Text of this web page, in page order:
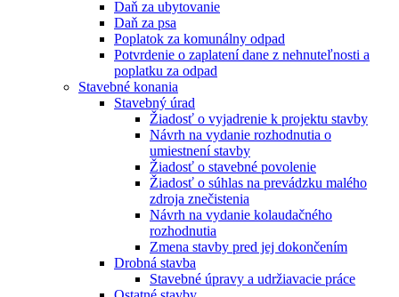
Daň za ubytovanie
Daň za psa
Poplatok za komunálny odpad
Potvrdenie o zaplatení dane z nehnuteľnosti a
poplatku za odpad
Stavebné konania
Stavebný úrad
Žiadosť o vyjadrenie k projektu stavby
Návrh na vydanie rozhodnutia o
umiestnení stavby
Žiadosť o stavebné povolenie
Žiadosť o súhlas na prevádzku malého
zdroja znečistenia
Návrh na vydanie kolaudačného
rozhodnutia
Zmena stavby pred jej dokončením
Drobná stavba
Stavebné úpravy a udržiavacie práce